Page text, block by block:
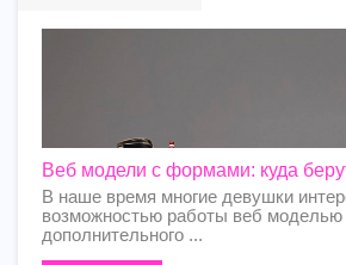
Веб модели с формами: куда
В наше время многие девушки
возможностью работы веб моделью
дополнительного ...